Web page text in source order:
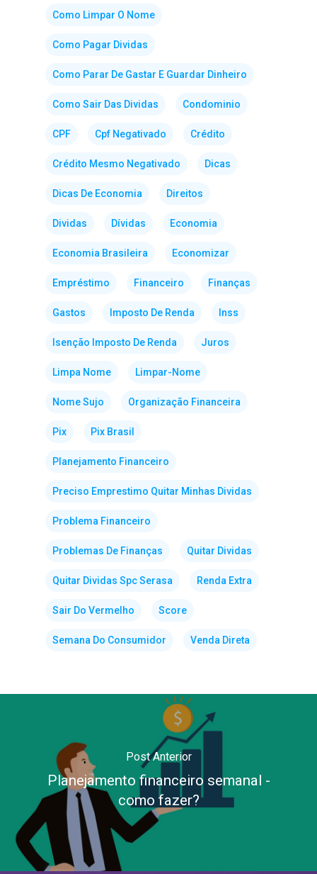
Como Limpar O Nome
Como Pagar Dividas
Como Parar De Gastar E Guardar Dinheiro
Como Sair Das Dividas Condominio
CPF Cpf Negativado Crédito
Crédito Mesmo Negativado Dicas
Dicas De Economia Direitos
Dividas Dívidas Economia
Economia Brasileira Economizar
Empréstimo Financeiro Finanças
Gastos Imposto De Renda Inss
Isenção Imposto De Renda Juros
Limpa Nome Limpar-Nome
Nome Sujo Organização Financeira
Pix Pix Brasil
Planejamento Financeiro
Preciso Emprestimo Quitar Minhas Dividas
Problema Financeiro
Problemas De Finanças Quitar Dividas
Quitar Dividas Spc Serasa Renda Extra
Sair Do Vermelho Score
Semana Do Consumidor Venda Direta
Post Anterior
Planejamento financeiro semanal -
como fazer?